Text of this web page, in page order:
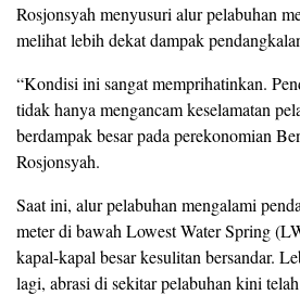
Rosjonsyah menyusuri alur pelabuhan
melihat lebih dekat dampak
“Kondisi ini sangat memprihatinkan.
tidak hanya mengancam keselamatan
berdampak besar pada perekonomian
Rosjonsyah.
Saat ini, alur pelabuhan mengalami
meter di bawah Lowest Water Spring
kapal-kapal besar kesulitan bersandar.
lagi, abrasi di sekitar pelabuhan kini